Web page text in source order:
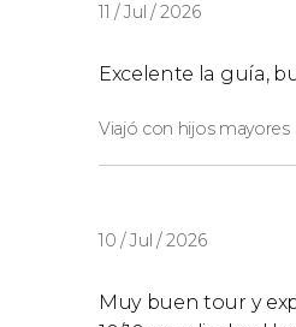
11 / Jul / 2026
Excelente la guía,
Viajó con hijos mayores
10 / Jul / 2026
Muy buen tour y